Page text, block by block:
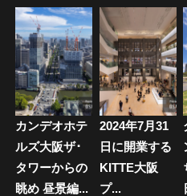
ゲ
ー
シ
ョ
ン
カンデオホテ
ルズ大阪ザ･
タワーからの
眺め 昼景編...
2024年7月31
日に開業する
KITTE大阪
プ...